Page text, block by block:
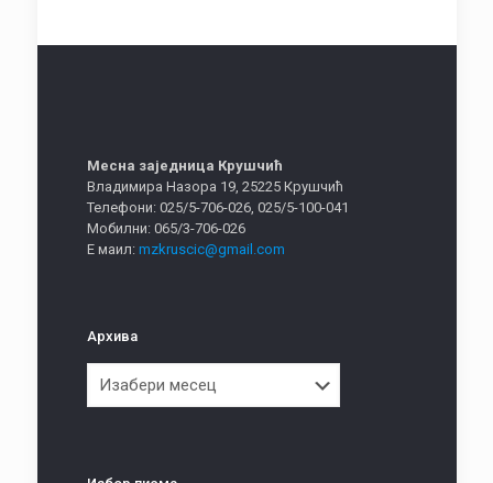
Месна заједница Крушчић
Владимира Назора 19, 25225 Крушчић
Телефони: 025/5-706-026, 025/5-100-041
Мобилни: 065/3-706-026
Е маил: mzkruscic@gmail.com
Архива